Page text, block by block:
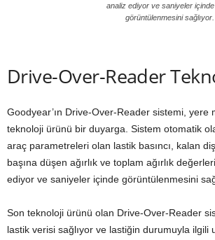
analiz ediyor ve saniyeler içinde
görüntülenmesini sağlıyor.
Drive-Over-Reader
Goodyear’ın Drive-Over-Reader sistemi, yere
teknoloji ürünü bir duyarga. Sistem otomatik
araç parametreleri olan lastik basıncı, kalan
başına düşen ağırlık ve toplam ağırlık
ediyor ve saniyeler içinde görüntülenmesini
Son teknoloji ürünü olan Drive-Over-Reader
lastik verisi sağlıyor ve lastiğin durumuyla ilgili